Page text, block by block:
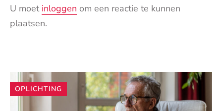
U moet inloggen om een reactie te kunnen
plaatsen.
Andere
artikelen
OPLICHTING